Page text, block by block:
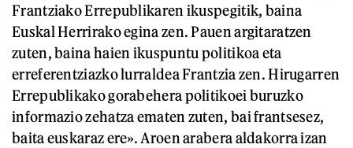
Frantziako Errepublikaren ikuspegitik, baina
Euskal Herrirako egina zen. Pauen argitaratzen
zuten, baina haien ikuspuntu politikoa eta
erreferentziazko lurraldea Frantzia zen. Hirugarren
Errepublikako gorabehera politikoei buruzko
informazio zehatza ematen zuten, bai frantsesez,
baita euskaraz ere». Aroen arabera aldakorra izan